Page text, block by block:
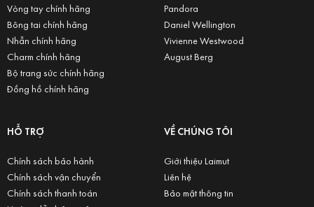
Vòng tay chính hãng
Bông tai chính hãng
Nhẫn chính hãng
Charm chính hãng
Bộ trang sức chính hãng
Đồng hồ chính hãng
Pandora
Daniel Wellington
Vivienne Westwood
August Berg
HỖ TRỢ
Chính sách bảo hành
Chính sách vận chuyển
Chính sách thanh toán
VỀ CHÚNG TÔI
Giới thiệu Laimut
Liên hệ
Bảo mật thông tin